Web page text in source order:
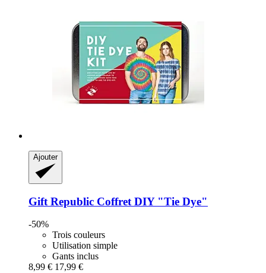
Ajouter
Gift Republic Coffret DIY "Tie Dye"
-50%
Trois couleurs
Utilisation simple
Gants inclus
8,99 € 17,99 €